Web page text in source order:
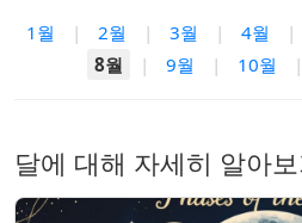
1월 | 2월 | 3월 | 4월 |
8월
| 9월 | 10월 |
달에 대해 자세히 알아